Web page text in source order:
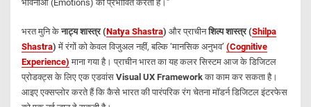
भावनाओं (Emotions) को प्रभावित करता है।”
भरत मुनि केनाट्य शास्त्र (Natya Shastra) और प्राचीनशिल्प शास्त्र (Shilpa
Shastra) में रंगों को केवल विजुअल नहीं, बल्कि ‘मानसिक अनुभव’(Cognitive
Experience) माना गया है। प्राचीन भारत का यह कलर सिस्टम आज के डिजिटल
प्रोडक्ट्स के लिए एक एडवांसVisual UX Framework का काम कर सकता है।
आइए एक्सप्लोर करते हैं कि कैसे भारत की पारंपरिक रंग चेतना मॉडर्न डिजिटल इंटरफेस